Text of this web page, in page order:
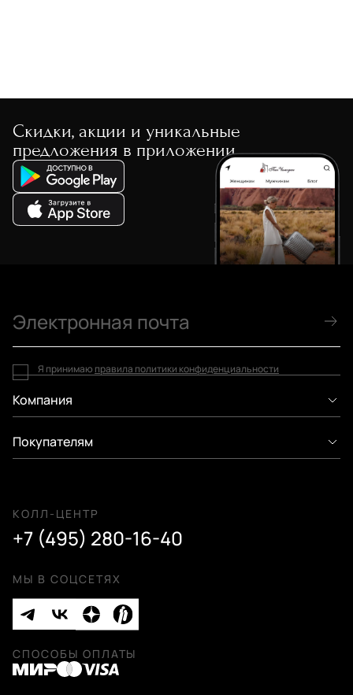
Скидки, акции и уникальные
предложения в приложении
Компания
Покупателям
КОЛЛ-ЦЕНТР
+7 (495) 280-16-40
МЫ В СОЦСЕТЯХ
Я принимаю правила политики конфиденциальности
СПОСОБЫ ОПЛАТЫ